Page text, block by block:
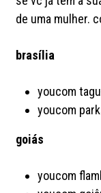
de uma mulher.
brasília
youcom
youcom
goiás
youcom